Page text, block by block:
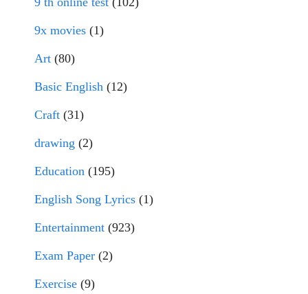
9x movies (1)
Art (80)
Basic English (12)
Craft (31)
drawing (2)
Education (195)
English Song Lyrics (1)
Entertainment (923)
Exam Paper (2)
Exercise (9)